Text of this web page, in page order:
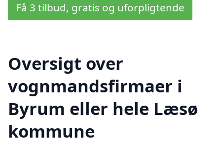
Få 3 tilbud, gratis og uforpligtende
Oversigt over
vognmandsfirmaer i
Byrum eller hele Læsø
kommune